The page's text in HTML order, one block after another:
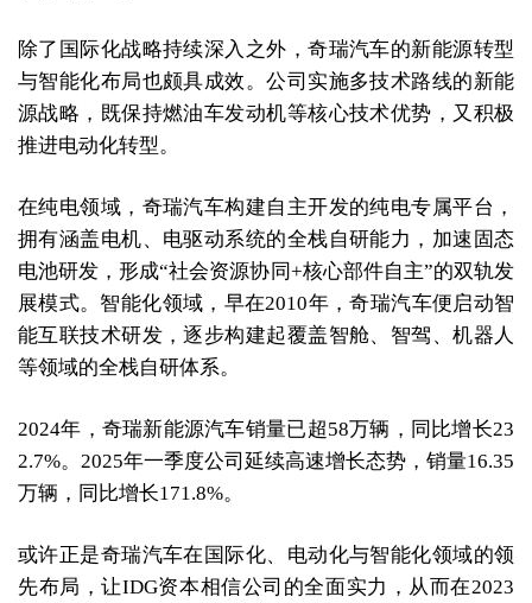
除了国际化战略持续深入之外，奇瑞汽车的新能源转型
与智能化布局也颇具成效。公司实施多技术路线的新能
源战略，既保持燃油车发动机等核心技术优势，又积极
推进电动化转型。
在纯电领域，奇瑞汽车构建自主开发的纯电专属平台，
拥有涵盖电机、电驱动系统的全栈自研能力，加速固态
电池研发，形成“社会资源协同+核心部件自主”的双轨发
展模式。智能化领域，早在2010年，奇瑞汽车便启动智
能互联技术研发，逐步构建起覆盖智舱、智驾、机器人
等领域的全栈自研体系。
2024年，奇瑞新能源汽车销量已超58万辆，同比增长23
2.7%。2025年一季度公司延续高速增长态势，销量16.35
万辆，同比增长171.8%。
或许正是奇瑞汽车在国际化、电动化与智能化领域的领
先布局，让IDG资本相信公司的全面实力，从而在2023